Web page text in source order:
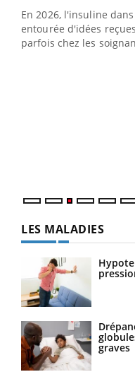
En 2026, l'insuline
entourée d'idées
parfois chez les
LES MALADIES
graves